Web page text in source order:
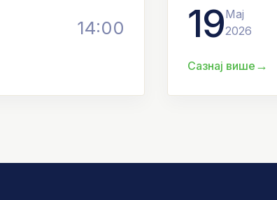
14:00 19Мај
2026
Сазнај више →